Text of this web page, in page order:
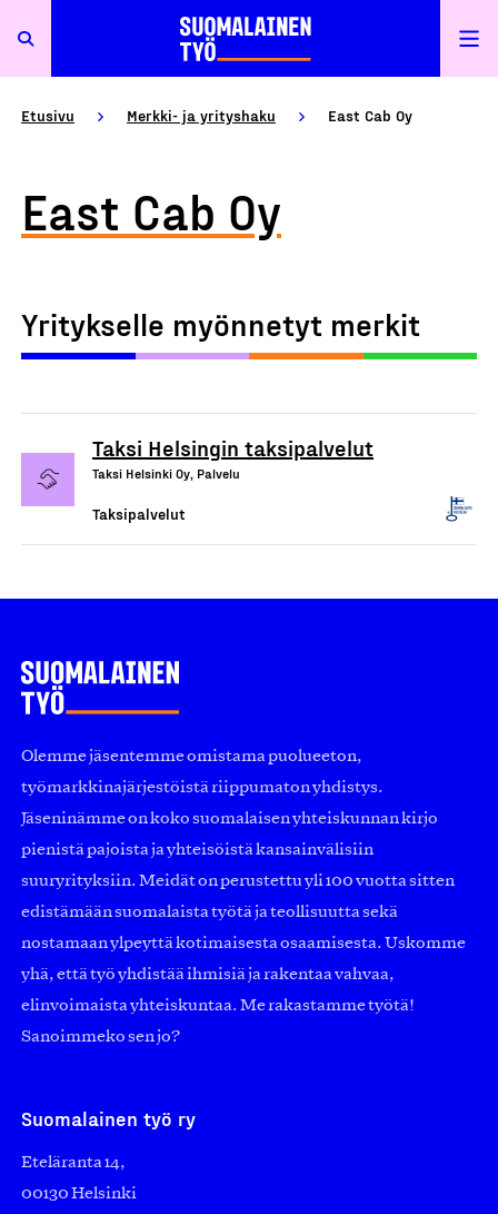
Etusivu Merkki- ja yrityshaku East Cab Oy
East Cab Oy
Yritykselle myönnetyt merkit
Taksi Helsingin taksipalvelut
Taksi Helsinki Oy, Palvelu
Taksipalvelut
Olemme jäsentemme omistama puolueeton,
työmarkkinajärjestöistä riippumaton yhdistys.
Jäseninämme on koko suomalaisen yhteiskunnan kirjo
pienistä pajoista ja yhteisöistä kansainvälisiin
suuryrityksiin. Meidät on perustettu yli 100 vuotta sitten
edistämään suomalaista työtä ja teollisuutta sekä
nostamaan ylpeyttä kotimaisesta osaamisesta. Uskomme
yhä, että työ yhdistää ihmisiä ja rakentaa vahvaa,
elinvoimaista yhteiskuntaa. Me rakastamme työtä!
Sanoimmeko sen jo?
Suomalainen työ ry
Eteläranta 14,
00130 Helsinki